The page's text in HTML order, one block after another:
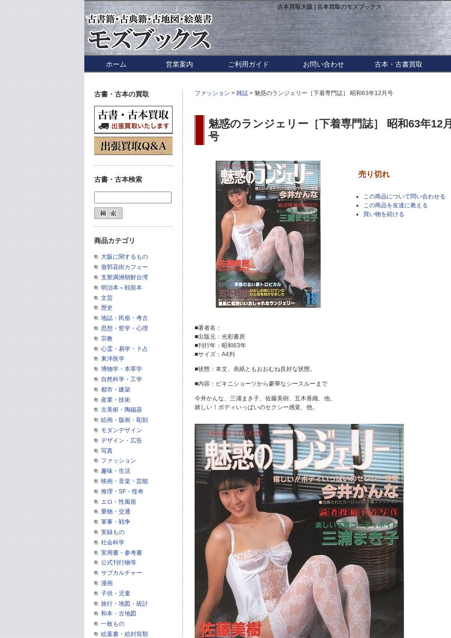
古本買取大阪 | 古本買取のモズブックス
ホーム 営業案内 ご利用ガイド お問い合わせ 古本・古書買取
ファッション > 雑誌 > 魅惑のランジェリー［下着専門誌］ 昭和63年12月号
魅惑のランジェリー［下着専門誌］ 昭和63年12月
号
売り切れ
この商品について問い合わせる
この商品を友達に教える
買い物を続ける
■著者名：
■出版元：光彩書房
■刊行年：昭和63年
■サイズ：A4判
■状態：本文、表紙ともおおむね良好な状態。
■内容：ビキニショーツから豪華なシースルーまで
今井かんな、三浦まき子、佐藤美樹、五木香織、他。
嬉しい！ボディいっぱいのセクシー感覚、他。
古書・古本の買取
古書・古本検索
商品カテゴリ
大阪に関するもの
遊郭花街カフェー
支那満洲朝鮮台湾
明治本～戦前本
文芸
歴史
地誌・民俗・考古
思想・哲学・心理
宗教
心霊・易学・卜占
東洋医学
博物学・本草学
自然科学・工学
都市・建築
産業・技術
古美術・陶磁器
絵画・版画・彫刻
モダンデザイン
デザイン・広告
写真
ファッション
趣味・生活
映画・音楽・芸能
推理・SF・怪奇
エロ・性風俗
乗物・交通
軍事・戦争
実録もの
社会科学
実用書・参考書
公式刊行物等
サブカルチャー
漫画
子供・児童
旅行・地図・統計
和本・古地図
一枚もの
絵葉書・絵封筒類